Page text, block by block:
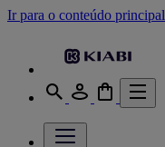
Ir para o conteúdo principal